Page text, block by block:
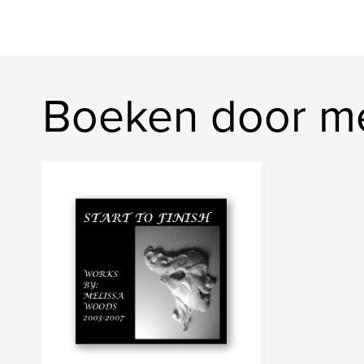
Boeken door